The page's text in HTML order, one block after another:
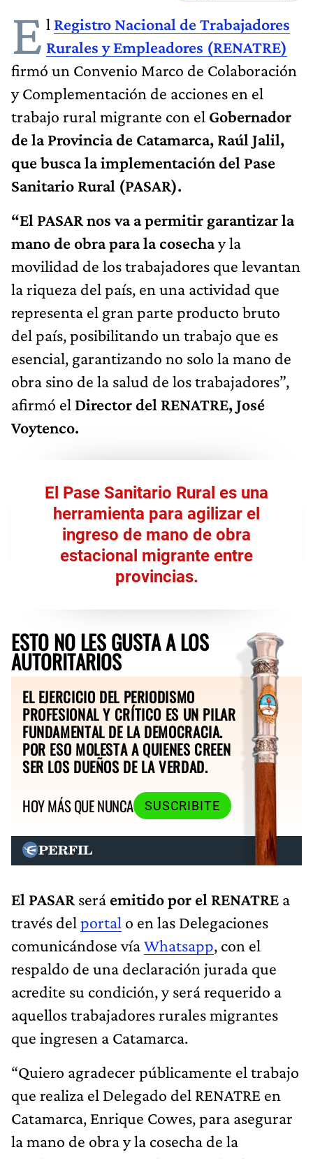
E l Registro Nacional de Trabajadores
Rurales y Empleadores (RENATRE)
firmó un Convenio Marco de Colaboración
y Complementación de acciones en el
trabajo rural migrante con el Gobernador
de la Provincia de Catamarca, Raúl Jalil,
que busca la implementación del Pase
Sanitario Rural (PASAR).
“El PASAR nos va a permitir garantizar la
mano de obra para la cosechay la
movilidad de los trabajadores que levantan
la riqueza del país, en una actividad que
representa el gran parte producto bruto
del país, posibilitando un trabajo que es
esencial, garantizando no solo la mano de
obra sino de la salud de los trabajadores”,
afirmó el Director del RENATRE, José
Voytenco.
El Pase Sanitario Rural es una
herramienta para agilizar el
ingreso de mano de obra
estacional migrante entre
provincias.
ESTO NO LES GUSTA A LOS
AUTORITARIOS
EL EJERCICIO DEL PERIODISMO
PROFESIONAL Y CRÍTICO ES UN PILAR
FUNDAMENTAL DE LA DEMOCRACIA.
POR ESO MOLESTA A QUIENES CREEN
SER LOS DUEÑOS DE LA VERDAD.
HOY MÁS QUE NUNCA
SUSCRIBITE
El PASAR será emitido por el RENATRE a
través del portal o en las Delegaciones
comunicándose víaWhatsapp, con el
respaldo de una declaración jurada que
acredite su condición, y será requerido a
aquellos trabajadores rurales migrantes
que ingresen a Catamarca.
“Quiero agradecer públicamente el trabajo
que realiza el Delegado del RENATRE en
Catamarca, Enrique Cowes, para asegurar
la mano de obra y la cosecha de la